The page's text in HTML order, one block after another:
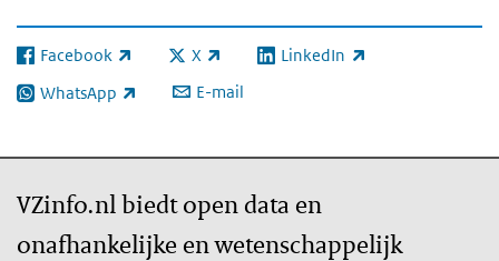
Facebook
(externe link) X
(externe link) LinkedIn
(externe link)
WhatsApp
(externe link) E-mail
VZinfo.nl biedt open data en
onafhankelijke en wetenschappelijk